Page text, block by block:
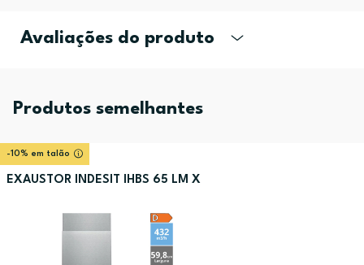
Avaliações do produto
Produtos semelhantes
-10% em talão
EXAUSTOR INDESIT IHBS 65 LM X